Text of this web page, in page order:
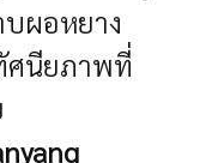
บผอหยาง
ศนียภาพที่